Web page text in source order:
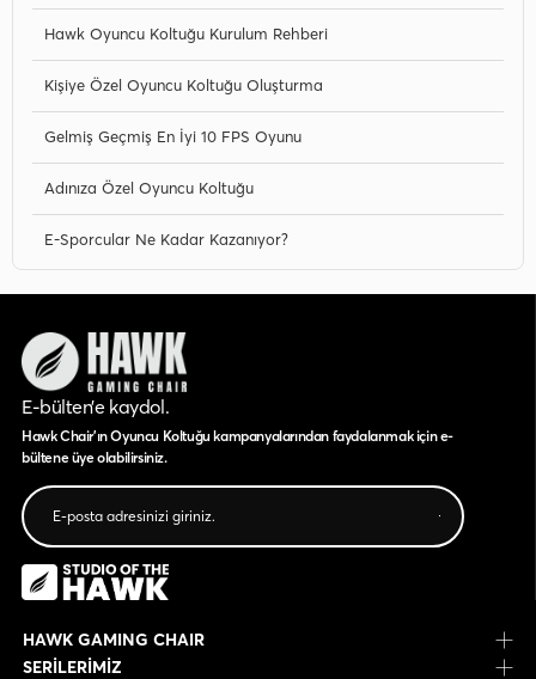
Hawk Oyuncu Koltuğu Kurulum Rehberi
Kişiye Özel Oyuncu Koltuğu Oluşturma
Gelmiş Geçmiş En İyi 10 FPS Oyunu
Adınıza Özel Oyuncu Koltuğu
E-Sporcular Ne Kadar Kazanıyor?
E-bülten’e kaydol.
Hawk Chair'ın Oyuncu Koltuğu kampanyalarından faydalanmak için e-
bültene üye olabilirsiniz.
HAWK GAMING CHAIR
SERİLERİMİZ